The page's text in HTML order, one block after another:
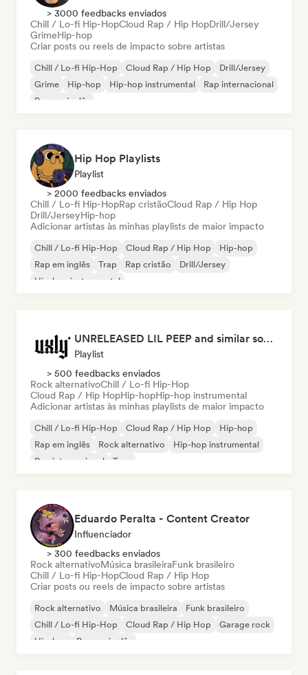
> 3000 feedbacks enviados
Chill / Lo-fi Hip-HopCloud Rap / Hip HopDrill/Jersey
GrimeHip-hop
Criar posts ou reels de impacto sobre artistas
Chill / Lo-fi Hip-Hop Cloud Rap / Hip Hop
Drill/Jersey
Grime
Hip-hop Hip-hop instrumental
Rap internacional
Rap em inglês
Hip Hop Playlists
Playlist
> 2000 feedbacks enviados
Chill / Lo-fi Hip-HopRap cristãoCloud Rap / Hip Hop
Drill/JerseyHip-hop
Adicionar artistas às minhas playlists de maior impacto
Chill / Lo-fi Hip-Hop Cloud Rap / Hip Hop
Hip-hop
Rap em inglês
Trap Rap cristão
Drill/Jersey
Hip-hop instrumental
UNRELEASED LIL PEEP and similar songs (by uxly music)
Playlist
> 500 feedbacks enviados
Rock alternativoChill / Lo-fi Hip-Hop
Cloud Rap / Hip HopHip-hopHip-hop instrumental
Adicionar artistas às minhas playlists de maior impacto
Chill / Lo-fi Hip-Hop Cloud Rap / Hip Hop
Hip-hop
Rap em inglês
Rock alternativo
Hip-hop instrumental
Rap internacional
Trap
Eduardo Peralta - Content Creator
Influenciador
> 300 feedbacks enviados
Rock alternativoMúsica brasileiraFunk brasileiro
Chill / Lo-fi Hip-HopCloud Rap / Hip Hop
Criar posts ou reels de impacto sobre artistas
Rock alternativo Música brasileira
Funk brasileiro
Chill / Lo-fi Hip-Hop
Cloud Rap / Hip Hop
Garage rock
Hip-hop
Rap em inglês